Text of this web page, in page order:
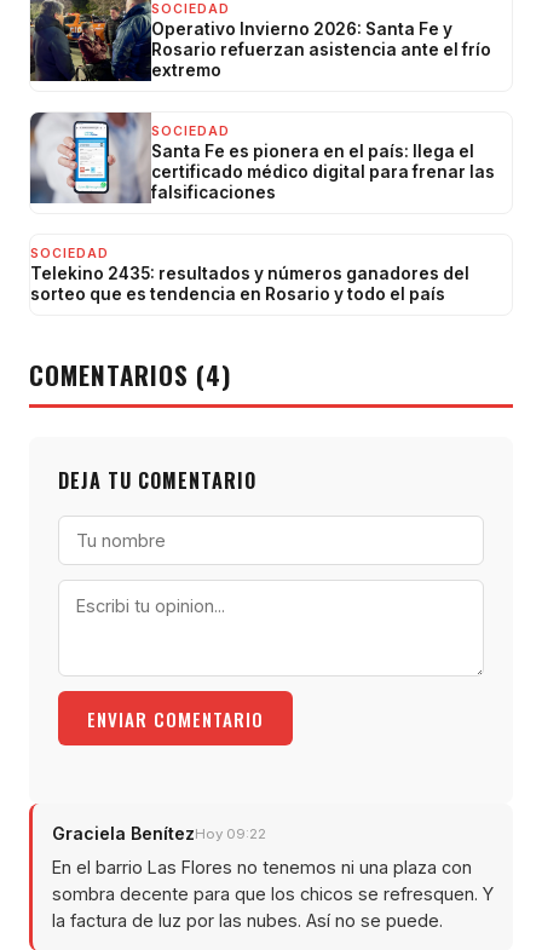
SOCIEDAD
Operativo Invierno 2026: Santa Fe y
Rosario refuerzan asistencia ante el frío
extremo
SOCIEDAD
Santa Fe es pionera en el país: llega el
certificado médico digital para frenar las
falsificaciones
SOCIEDAD
Telekino 2435: resultados y números ganadores del
sorteo que es tendencia en Rosario y todo el país
COMENTARIOS (4)
DEJA TU COMENTARIO
ENVIAR COMENTARIO
Graciela BenítezHoy 09:22
En el barrio Las Flores no tenemos ni una plaza con
sombra decente para que los chicos se refresquen. Y
la factura de luz por las nubes. Así no se puede.